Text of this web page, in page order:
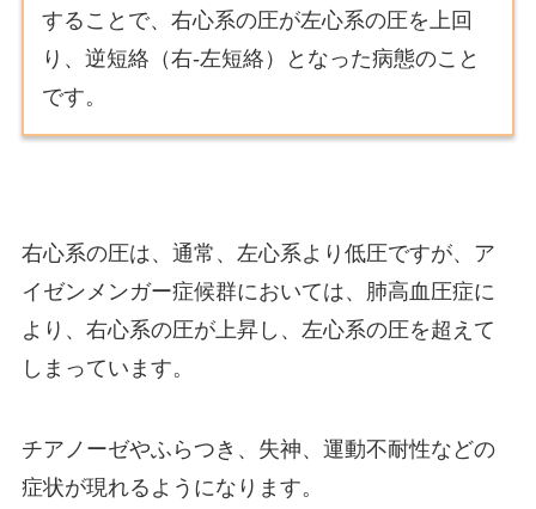
することで、右心系の圧が左心系の圧を上回
り、逆短絡（右-左短絡）となった病態のこと
です。
右心系の圧は、通常、左心系より低圧ですが、ア
イゼンメンガー症候群においては、肺高血圧症に
より、右心系の圧が上昇し、左心系の圧を超えて
しまっています。
チアノーゼやふらつき、失神、運動不耐性などの
症状が現れるようになります。